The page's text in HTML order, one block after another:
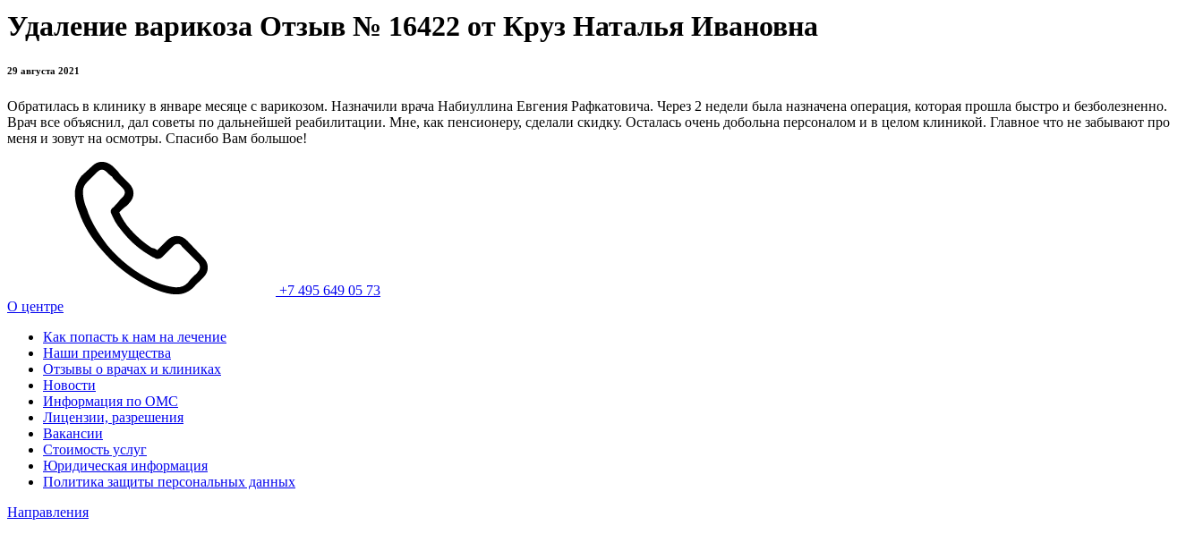
Удаление варикоза Отзыв № 16422 от Круз Наталья Ивановна
29 августа 2021
Обратилась в клинику в январе месяце с варикозом. Назначили врача Набиуллина Евгения Рафкатовича. Через 2 недели была назначена операция, которая прошла быстро и безболезненно.
Врач все объяснил, дал советы по дальнейшей реабилитации. Мне, как пенсионеру, сделали скидку. Осталась очень добольна персоналом и в целом клиникой. Главное что не забывают про
меня и зовут на осмотры. Спасибо Вам большое!
+7 495 649 05 73
О центре
Как попасть к нам на лечение
Наши преимущества
Отзывы о врачах и клиниках
Новости
Информация по ОМС
Лицензии, разрешения
Вакансии
Стоимость услуг
Юридическая информация
Политика защиты персональных данных
Направления